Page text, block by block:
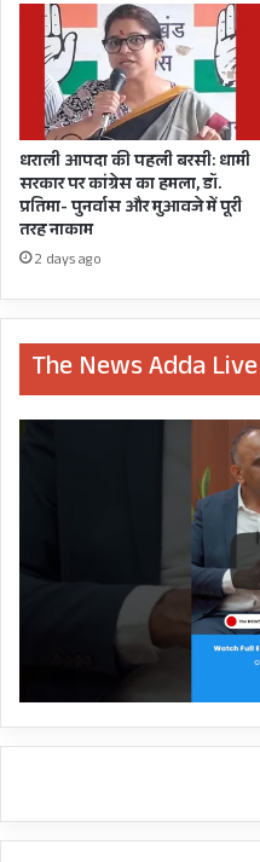
धराली आपदा की पहली बरसी: धामी
सरकार पर कांग्रेस का हमला, डॉ.
प्रतिमा- पुनर्वास और मुआवजे में पूरी
तरह नाकाम
2 days ago
The News Adda Live